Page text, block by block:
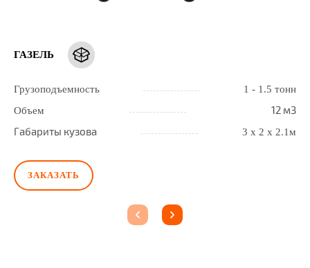
ГАЗЕЛЬ
Грузоподъемность
1 - 1.5 тонн
Объем
12 м3
Габариты кузова
3 х 2 х 2.1м
ЗАКАЗАТЬ